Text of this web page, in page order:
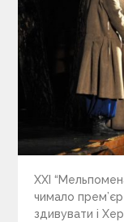
ХХІ
чимало
здивувати і